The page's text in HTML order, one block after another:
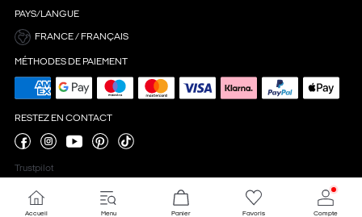
PAYS/LANGUE
FRANCE / FRANÇAIS
MÉTHODES DE PAIEMENT
RESTEZ EN CONTACT
Trustpilot
Accueil Menu Panier Favoris Compte